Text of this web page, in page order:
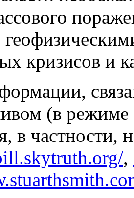
кризисов и
(в
в частности,
,